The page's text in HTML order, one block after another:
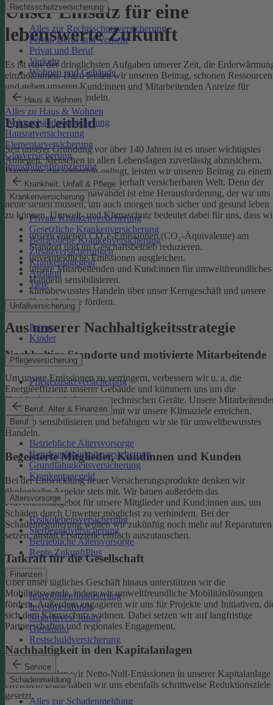
Rechtsschutzversicherung
Alles zur Rechtsschutzversicherung
Privat, Beruf und Verkehr
Privat und Beruf
Verkehr
Wohnen und Gebäude
Haus & Wohnen
Alles zu Haus & Wohnen
Wohngebäudeversicherung
Hausratversicherung
Elementarversicherung
Glasversicherung
Immobilienfinanzierung
Krankheit, Unfall & Pflege
Krankenversicherung
Private Krankenversicherung
Gesetzliche Krankenversicherung
Betriebliche Krankenversicherung
Zusatzversicherungen
Krankentagegeld
Ausland
Tiere
Unfallversicherung
Privat
Kinder
Pflegeversicherung
Pflegezusatzversicherung
Beruf, Alter & Finanzen
Beruf
Betriebliche Altersvorsorge
Berufsunfähigkeitsversicherung
Grundfähigkeitsversicherung
Krankentagegeld
Altersvorsorge
Risikolebensversicherung
Sterbegeldversicherung
Betriebliche Altersvorsorge
Rente ZukunftPlus
Finanzen
Immobilienfinanzierung
Investmentfonds
SmartInvest Junior
Girokonto
Restschuldversicherung
Service
Schadenmeldung
Alles zur Schadenmeldung
Unser Einsatz für eine
lebenswerte Zukunft
Es ist eine der dringlichsten Aufgaben unserer Zeit, die
einzudämmen. Dazu leisten wir unseren Beitrag, schonen Ressourcen
und geben unseren Kund:innen und Mitarbeitenden Anreize für
umweltbewusstes Handeln.
Unser Leitbild
Seit unserer Gründung vor über 140 Jahren ist es unser wichtigstes
Anliegen, Menschen in allen Lebenslagen zuverlässig abzusichern.
Damit uns das weiterhin gelingt, leisten wir unseren Beitrag zu einem
gesunden Klima und einer dauerhaft versicherbaren Welt. Denn der
menschgemachte Klimawandel ist eine Herausforderung, der wir uns
heute stellen müssen, um auch morgen noch sicher und gesund leben
zu können.Umwelt- und Klimaschutz bedeutet dabei für uns, dass
unsere eigenen CO₂e-Emissionen (CO₂-Äquivalente) am
Standort und im Geschäftsbetrieb reduzieren.
unvermeidliche Emissionen ausgleichen.
unsere Mitarbeitenden und Kund:innen für umweltfreundliches
Handeln sensibilisieren.
klimabewusstes Handeln über unser Kerngeschäft und unsere
Kapitalanlage fördern.
Aus unserer Nachhaltigkeitsstrategie
Nachhaltige Standorte und motivierte Mitarbeitende
Um unsere Emissionen zu verringern, verbessern wir u. a. die
Energieeffizienz unserer Gebäude und kümmern uns um die
Kreislaufwirtschaft unserer technischen Geräte. Unsere
sind ein wichtiger Hebel, damit wir unsere Klimaziele erreichen.
Deshalb sensibilisieren und befähigen wir sie für umweltbewusstes
Handeln.
Begeisterte Mitglieder, Kundinnen und Kunden
Bei der Entwicklung neuer Versicherungsprodukte denken wir
ökologische Aspekte stets mit. Wir bauen außerdem das
Präventionsangebot für unsere Mitglieder und Kund:innen aus, um
Schäden durch Unwetter möglichst zu verhindern. Bei der
Schadenregulierung wollen wir zukünftig noch mehr auf Reparaturen
setzen, anstatt Ersatzteile einfach auszutauschen.
Tatkraft für die Gesellschaft
Über unser tägliches Geschäft hinaus unterstützen wir die
Mobilitätswende, indem wir umweltfreundliche Mobilitätslösungen
fördern. Außerdem engagieren wir uns für Projekte und Initiativen,
sich dem Klimaschutz widmen. Dabei setzen wir auf langfristige
Partnerschaften und regionales Engagement.
Nachhaltigkeit in den Kapitalanlagen
Bis 2050 wollen wir Netto-Null-Emissionen in unserer Kapitalanlage
erreichen. Dazu haben wir uns ebenfalls schrittweise Reduktionsziele
gesetzt.